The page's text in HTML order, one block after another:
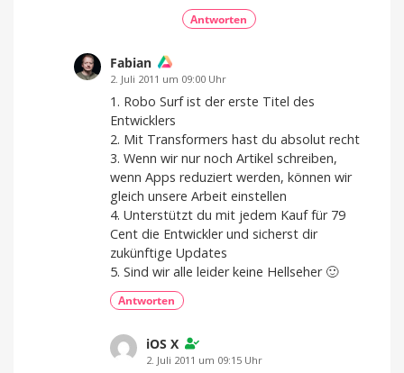
Antworten
Fabian
2. Juli 2011 um 09:00 Uhr
1. Robo Surf ist der erste Titel des
Entwicklers
2. Mit Transformers hast du absolut recht
3. Wenn wir nur noch Artikel schreiben,
wenn Apps reduziert werden, können wir
gleich unsere Arbeit einstellen
4. Unterstützt du mit jedem Kauf für 79
Cent die Entwickler und sicherst dir
zukünftige Updates
5. Sind wir alle leider keine Hellseher 🙂
Antworten
iOS X
2. Juli 2011 um 09:15 Uhr